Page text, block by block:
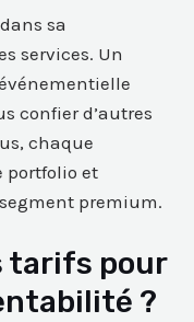
sa
services. Un
confier d’autres
chaque
portfolio et
premium.
tarifs pour
?